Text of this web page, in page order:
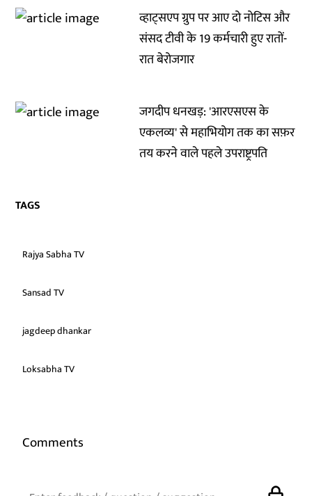
व्हाट्सएप ग्रुप पर आए दो नोटिस और
संसद टीवी के 19 कर्मचारी हुए रातों-
रात बेरोजगार
जगदीप धनखड़: 'आरएसएस के
एकलव्य' से महाभियोग तक का सफ़र
तय करने वाले पहले उपराष्ट्रपति
TAGS
Rajya Sabha TV
Sansad TV
jagdeep dhankar
Loksabha TV
Comments